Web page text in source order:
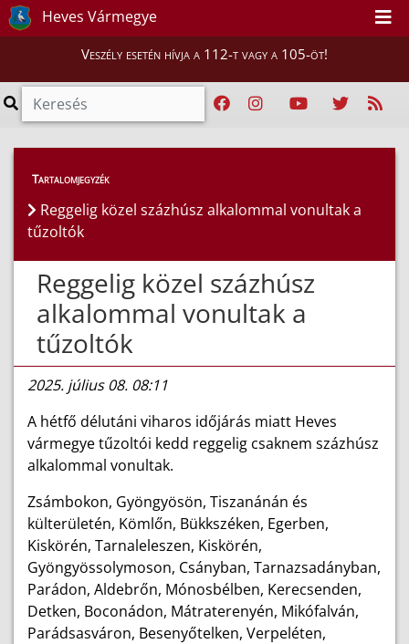
Heves Vármegye
Veszély esetén hívja a 112-t vagy a 105-öt!
Híreink > Hírek
Tartalomjegyzék
Reggelig közel százhúsz alkalommal vonultak a
tűzoltók
Reggelig közel százhúsz
alkalommal vonultak a
tűzoltók
2025. július 08. 08:11
A hétfő délutáni viharos időjárás miatt Heves
vármegye tűzoltói kedd reggelig csaknem százhúsz
alkalommal vonultak.
Zsámbokon, Gyöngyösön, Tiszanánán és
külterületén, Kömlőn, Bükkszéken, Egerben,
Kiskörén, Tarnaleleszen, Kiskörén,
Gyöngyössolymoson, Csányban, Tarnazsadányban,
Parádon, Aldebrőn, Mónosbélben, Kerecsenden,
Detken, Boconádon, Mátraterenyén, Mikófalván,
Parádsasváron, Besenyőtelken, Verpeléten,